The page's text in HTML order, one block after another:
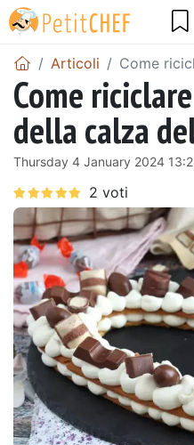
Articoli Come
Come
della calza
Thursday 4 January 2024